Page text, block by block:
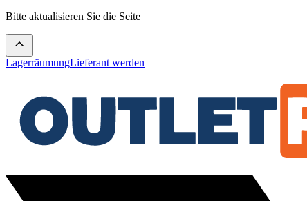
Bitte aktualisieren Sie die Seite
LagerräumungLieferant werden